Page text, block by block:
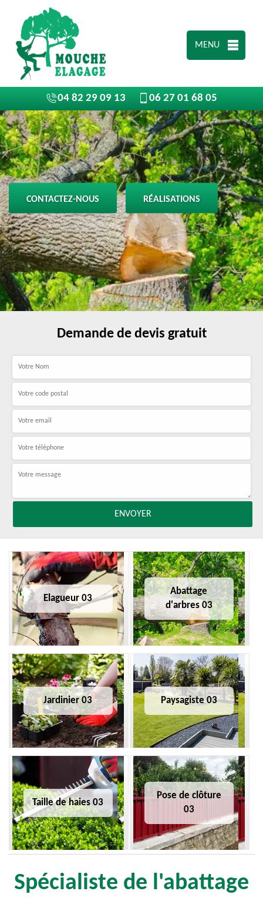
MENU
04 82 29 09 13 06 27 01 68 05
CONTACTEZ-NOUS RÉALISATIONS
Demande de devis gratuit
Elagueur 03
Abattage
d'arbres 03
Jardinier 03 Paysagiste 03
Taille de haies 03
Pose de clôture
03
Spécialiste de l'abattage